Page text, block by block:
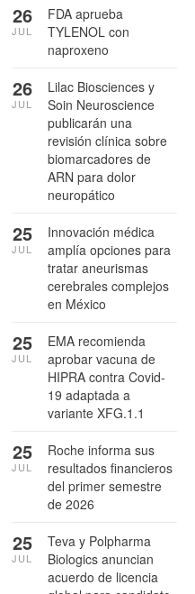
FDA aprueba
TYLENOL con
naproxeno
26
JUL
Lilac Biosciences y
Soin Neuroscience
publicarán una
revisión clínica sobre
biomarcadores de
ARN para dolor
neuropático
26
JUL
Innovación médica
amplía opciones para
tratar aneurismas
cerebrales complejos
en México
25
JUL
EMA recomienda
aprobar vacuna de
HIPRA contra Covid-
19 adaptada a
variante XFG.1.1
25
JUL
Roche informa sus
resultados financieros
del primer semestre
de 2026
25
JUL
Teva y Polpharma
Biologics anuncian
acuerdo de licencia
25
JUL